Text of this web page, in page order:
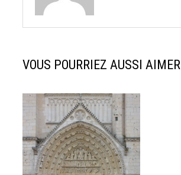
VOUS POURRIEZ AUSSI AIMER